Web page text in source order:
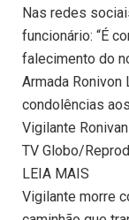
Nas redes
funcionário: “É
falecimento do
Armada Ronivon
condolências
Vigilante
TV Globo/
LEIA MAIS
Vigilante morre